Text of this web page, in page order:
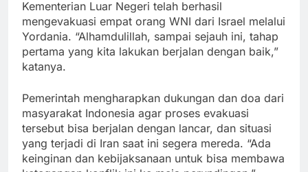
Kementerian Luar Negeri telah berhasil
mengevakuasi empat orang WNI dari Israel melalui
Yordania. “Alhamdulillah, sampai sejauh ini, tahap
pertama yang kita lakukan berjalan dengan baik,”
katanya.
Pemerintah mengharapkan dukungan dan doa dari
masyarakat Indonesia agar proses evakuasi
tersebut bisa berjalan dengan lancar, dan situasi
yang terjadi di Iran saat ini segera mereda. “Ada
keinginan dan kebijaksanaan untuk bisa membawa